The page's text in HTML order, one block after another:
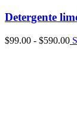
Detergente
$99.00 - $590.00